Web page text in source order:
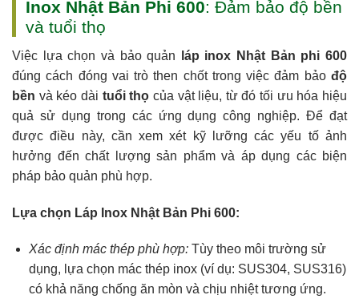
Inox Nhật Bản Phi 600: Đảm bảo độ bền
và tuổi thọ
Việc lựa chọn và bảo quản
láp inox Nhật Bản phi 600
đúng cách đóng vai trò then chốt trong việc đảm bảo độ
bền và kéo dài tuổi thọ của vật liệu, từ đó tối ưu hóa hiệu
quả sử dụng trong các ứng dụng công nghiệp. Để đạt
được điều này, cần xem xét kỹ lưỡng các yếu tố ảnh
hưởng đến chất lượng sản phẩm và áp dụng các biện
pháp bảo quản phù hợp.
Lựa chọn Láp Inox Nhật Bản Phi 600:
Xác định mác thép phù hợp:Tùy theo môi trường sử
dụng, lựa chọn mác thép inox (ví dụ: SUS304, SUS316)
có khả năng chống ăn mòn và chịu nhiệt tương ứng.